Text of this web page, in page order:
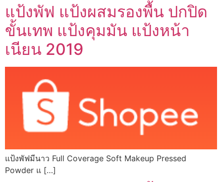
แป้งพัฟ แป้งผสมรองพื้น ปกปิด
ขั้นเทพ แป้งคุมมัน แป้งหน้า
เนียน 2019
แป้งพัฟมีนาว Full Coverage Soft Makeup Pressed
Powder แ […]